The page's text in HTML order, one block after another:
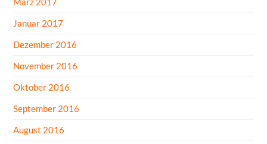
Januar 2017
Dezember 2016
November 2016
Oktober 2016
September 2016
August 2016